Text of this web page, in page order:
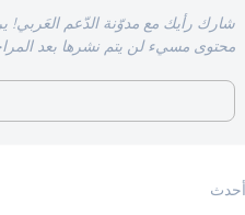
شارك رأيك مع مدوّنة الدّعم العَربي!
محتوى مسيء لن يتم نشرها بعد
أحدث